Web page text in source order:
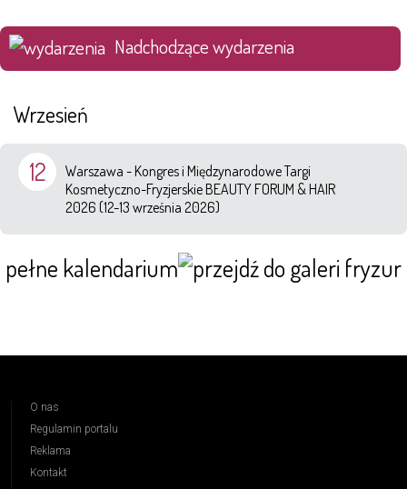
Nadchodzące wydarzenia
Wrzesień
12
Warszawa - Kongres i Międzynarodowe Targi
Kosmetyczno-Fryzjerskie BEAUTY FORUM & HAIR
2026 (12-13 września 2026)
pełne kalendarium
O nas
Regulamin portalu
Reklama
Kontakt